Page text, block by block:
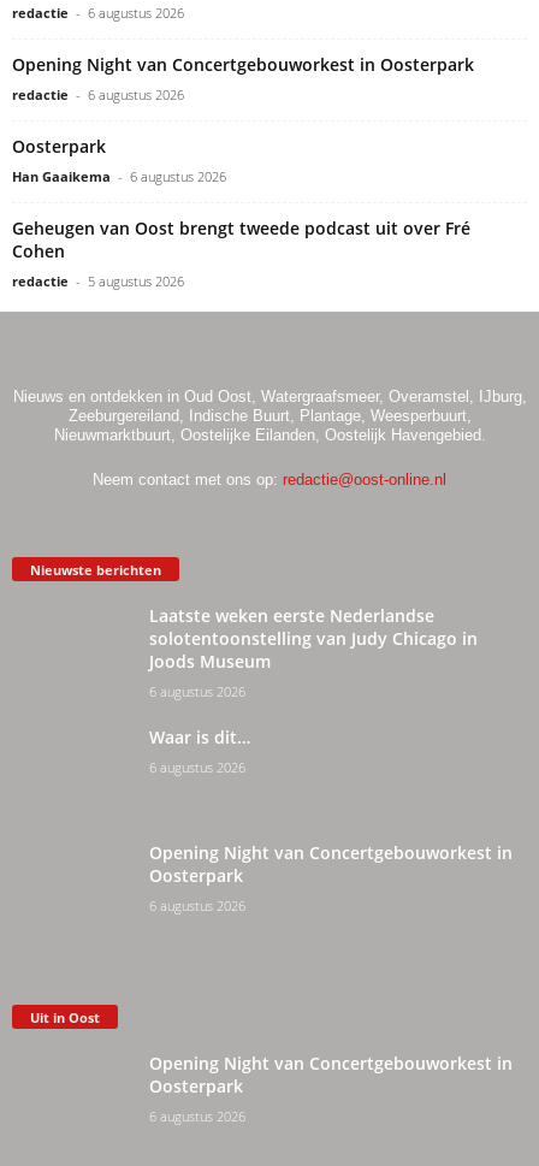
redactie - 6 augustus 2026
Opening Night van Concertgebouworkest in Oosterpark
redactie - 6 augustus 2026
Oosterpark
Han Gaaikema - 6 augustus 2026
Geheugen van Oost brengt tweede podcast uit over Fré
Cohen
redactie - 5 augustus 2026
Nieuws en ontdekken in Oud Oost, Watergraafsmeer, Overamstel, IJburg,
Zeeburgereiland, Indische Buurt, Plantage, Weesperbuurt,
Nieuwmarktbuurt, Oostelijke Eilanden, Oostelijk Havengebied.
Neem contact met ons op: redactie@oost-online.nl
Nieuwste berichten
Laatste weken eerste Nederlandse
solotentoonstelling van Judy Chicago in
Joods Museum
6 augustus 2026
Waar is dit…
6 augustus 2026
Opening Night van Concertgebouworkest in
Oosterpark
6 augustus 2026
Uit in Oost
Opening Night van Concertgebouworkest in
Oosterpark
6 augustus 2026